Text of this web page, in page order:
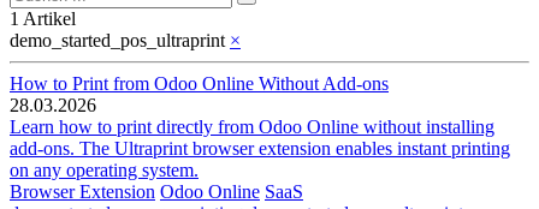
1 Artikel
demo_started_pos_ultraprint ×
How to Print from Odoo Online Without Add-ons
28.03.2026
Learn how to print directly from Odoo Online without installing
add-ons. The Ultraprint browser extension enables instant printing
on any operating system.
Browser Extension Odoo Online SaaS